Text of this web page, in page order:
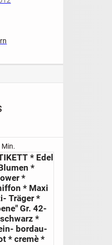
Min.
* Edel
*
*
* Maxi
Träger *
Gr. 42-
*
bordau-
* cremè *